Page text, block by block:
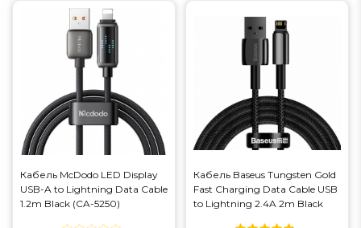
Кабель McDodo LED Display
USB-A to Lightning Data Cable
1.2m Black (CA-5250)
Кабель Baseus Tungsten Gold
Fast Charging Data Cable USB
to Lightning 2.4A 2m Black